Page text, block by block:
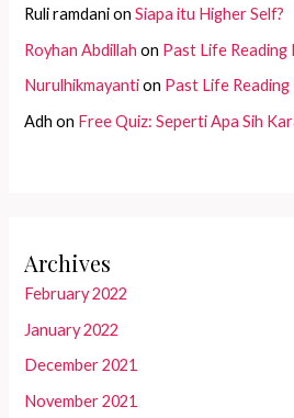
Ruli ramdanionSiapa itu Higher Self?
Royhan Abdillah on Past Life Reading
Nurulhikmayantion Past Life
Adh on Free Quiz: Seperti Apa Sih
Archives
February 2022
January 2022
December 2021
November 2021